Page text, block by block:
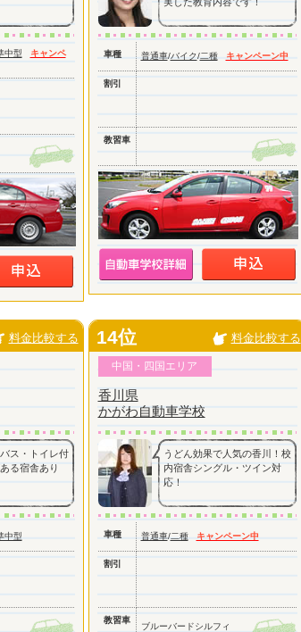
中型
キャンペ
車種 普通車/バイク/二種 キャンペーン中
割引
教習車
料金比較する
ス・トイレ付
る宿舎あり
中型
14位 料金比較する
中国・四国エリア
香川県
かがわ自動車学校
うどん効果で人気の香川！校
内宿舎シングル・ツイン対
応！
車種 普通車/二種 キャンペーン中
割引
教習車
ブルーバードシルフィ